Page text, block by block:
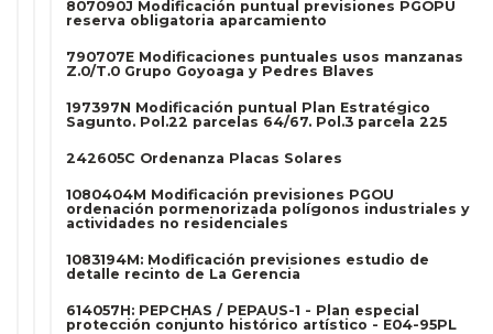
807090J Modificación puntual previsiones PGOPU
reserva obligatoria aparcamiento
790707E Modificaciones puntuales usos manzanas
Z.0/T.0 Grupo Goyoaga y Pedres Blaves
197397N Modificación puntual Plan Estratégico
Sagunto. Pol.22 parcelas 64/67. Pol.3 parcela 225
242605C Ordenanza Placas Solares
1080404M Modificación previsiones PGOU
ordenación pormenorizada polígonos industriales y
actividades no residenciales
1083194M: Modificación previsiones estudio de
detalle recinto de La Gerencia
614057H: PEPCHAS / PEPAUS-1 - Plan especial
protección conjunto histórico artístico - E04-95PL